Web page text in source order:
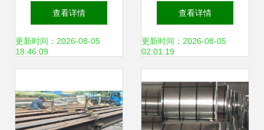
骨的锻造艺术
查看详情
更新时间：2026-08-05
18:46:09
延厂开启201不锈
钢带高清描绘时代
查看详情
更新时间：2026-08-05
02:01:19